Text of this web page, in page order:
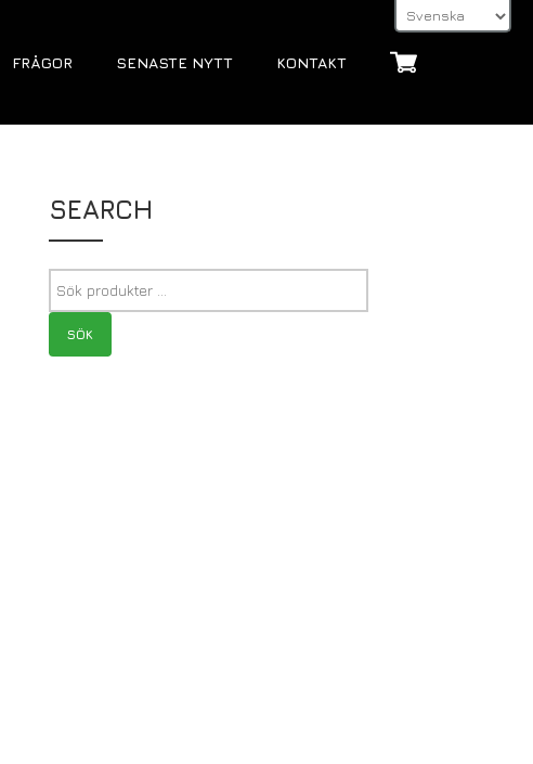
FRÅGOR SENASTE NYTT KONTAKT
SEARCH
SÖK